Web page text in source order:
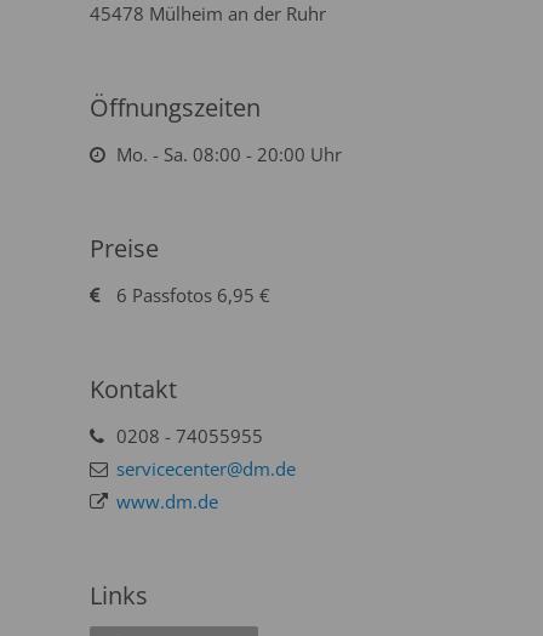
45478 Mülheim an der Ruhr
Öffnungszeiten
Mo. - Sa. 08:00 - 20:00 Uhr
Preise
6 Passfotos 6,95 €
Kontakt
0208 - 74055955
servicecenter@dm.de
www.dm.de
Links